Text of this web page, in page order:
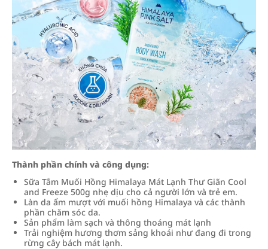
Thành phần chính và công dụng:
Sữa Tắm Muối Hồng Himalaya Mát Lạnh Thư Giãn Cool
and Freeze 500g nhẹ dịu cho cả người lớn và trẻ em.
Làn da ẩm mượt với muối hồng Himalaya và các thành
phần chăm sóc da.
Sản phẩm làm sạch và thông thoáng mát lạnh
Trải nghiệm hương thơm sảng khoái như đang đi trong
rừng cây bách mát lạnh.